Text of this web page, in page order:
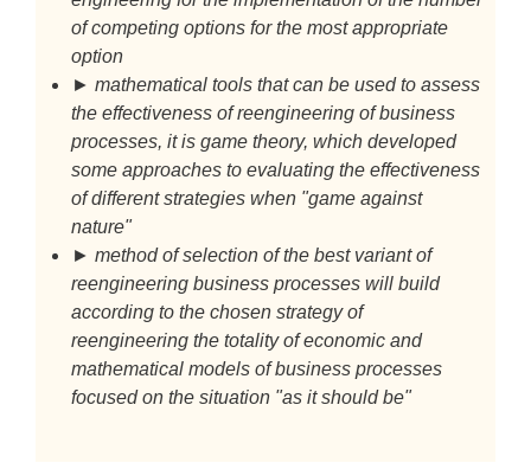
of competing options for the most appropriate
option
► mathematical tools that can be used to assess
the effectiveness of reengineering of business
processes, it is game theory, which developed
some approaches to evaluating the effectiveness
of different strategies when "game against
nature"
► method of selection of the best variant of
reengineering business processes will build
according to the chosen strategy of
reengineering the totality of economic and
mathematical models of business processes
focused on the situation "as it should be"